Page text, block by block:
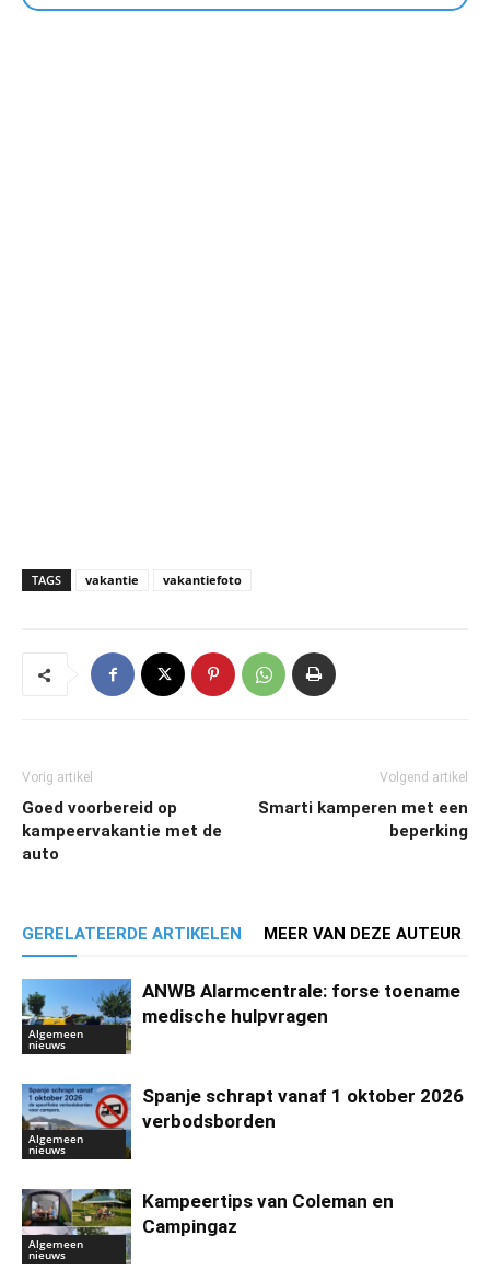
TAGS vakantie vakantiefoto
Vorig artikel
Goed voorbereid op
kampeervakantie met de
auto
Volgend artikel
Smarti kamperen met een
beperking
GERELATEERDE ARTIKELEN MEER VAN DEZE AUTEUR
Algemeen
nieuws
ANWB Alarmcentrale: forse toename
medische hulpvragen
Algemeen
nieuws
Spanje schrapt vanaf 1 oktober 2026
verbodsborden
Algemeen
nieuws
Kampeertips van Coleman en
Campingaz